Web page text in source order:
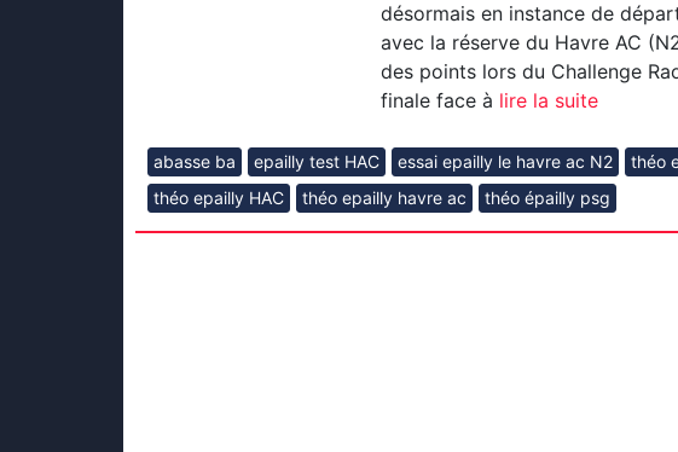
désormais en instance de
avec la réserve du Havre AC
des points lors du Challenge
finale face à lire la suite
abasse ba epailly test HAC essai epailly le havre ac N2
théo
théo epailly HAC
théo epailly havre ac théo épailly psg